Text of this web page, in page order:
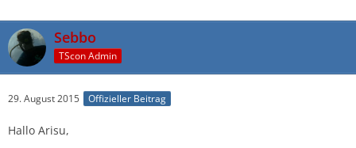
Sebbo
TScon Admin
29. August 2015 Offizieller Beitrag
Hallo Arisu,